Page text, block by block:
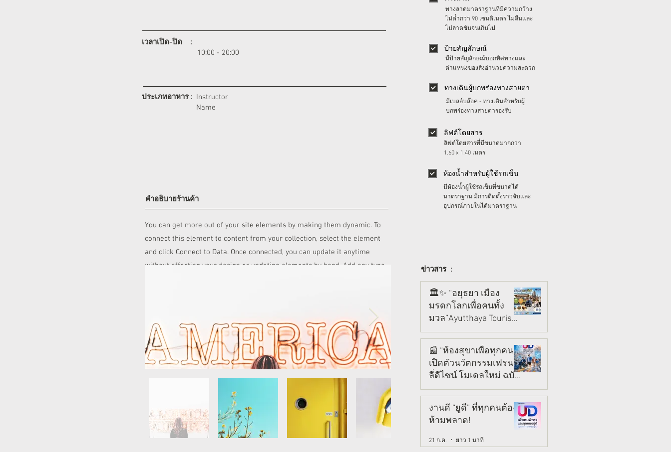
เวลาเปิด-ปิด :
10:00 - 20:00
Instructor
Name
ประเภทอาหาร :
คำอธิบายร้านค้า
You can get more out of your site elements by making them dynamic. To
connect this element to content from your collection, select the element
and click Connect to Data. Once connected, you can update it anytime
without affecting your design or updating elements by hand. Add any type
sure to click Sync after making changes in a collection, so visitors can see
your newest content on your live site.
ทางลาดมาตราฐานที่มีความกว้าง
ไม่ต่ำกว่า 90 เซนติเมตร ไม่ลื่นและ
ไม่ลาดชันจนเกินไป
ป้ายสัญลักษณ์
มีป้ายสัญลักษณ์บอกทิศทางและ
ตำแหน่งของสิ่งอำนวยความสะดวก
ทางเดินผู้บกพร่องทางสายตา
มีเบลล์บล๊อค - ทางเดินสำหรับผู้
บกพร่องทางสายตารองรับ
ลิฟต์โดยสาร
ลิฟต์โดยสารที่มีขนาดมากกว่า
1.60 x 1.40 เมตร
ห้องน้ำสำหรับผู้ใช้รถเข็น
มีห้องน้ำผู้ใช้รถเข็นที่ขนาดได้
มาตราฐาน มีการติดตั้งราวจับและ
อุปกรณ์ภายในได้มาตราฐาน
ข่าวสาร :
🏛️✨ “อยุธยา เมือง
มรดกโลกเพื่อคนทั้ง
มวล”Ayutthaya Tourism
for Allเปิดมุมมองใหม่…
เที่ยวอยุธยาได้ทุกวัย ทุก
สภาพร่างกาย ♿️👵🏻
👨‍👩‍👧‍👦
3 วันที่ผ่านมา ยาว 1 นาที
📰 “ห้องสุขาเพื่อทุกคน”
เปิดตัวนวัตกรรมเฟรนด์
ลี่ดีไซน์ โมเดลใหม่ ฉบับ
ผู้ใช้งานจริง ขจัดความ
เหลื่อมล้ำ สู่การเข้าถึง
บริการสาธารณะอย่าง
เท่าเทียม
21 ก.ค. ยาว 1 นาที
งานดี “ยูดี” ที่ทุกคนต้อง
ห้ามพลาด!
21 ก.ค. ยาว 1 นาที